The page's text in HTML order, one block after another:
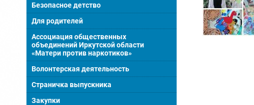
Безопасное детство
Для родителей
Ассоциация общественных
объединений Иркутской области
«Матери против наркотиков»
Волонтерская деятельность
Страничка выпускника
Закупки